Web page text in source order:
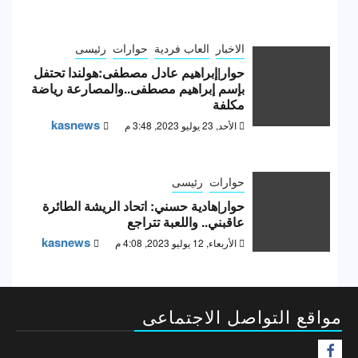
الاخبار العاب فردية حوارات رئيسى
حوار|إبراهيم عادل مصطفى:هولندا تحتفل
بإسم إبراهيم مصطفى..والمصارعة رياضة
مكلفة
الأحد, 23 يوليو 2023, 3:48 م kasnews
حوارات رئيسى
حوار|هادية حسني: اتحاد الريشة الطائرة
عاقبني.. واللعبة تتراجع
الأربعاء, 12 يوليو 2023, 4:08 م kasnews
مواقع التواصل الاجتماعى